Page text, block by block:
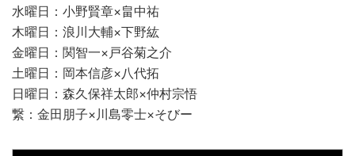
水曜日：小野賢章×畠中祐
木曜日：浪川大輔×下野紘
金曜日：関智一×戸谷菊之介
土曜日：岡本信彦×八代拓
日曜日：森久保祥太郎×仲村宗悟
繋：金田朋子×川島零士×そびー